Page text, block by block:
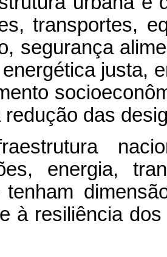
transportes,
segurança
justa,
redução das
energia,
à resiliência